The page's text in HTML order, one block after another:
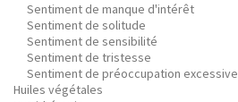
Sentiment de manque d'intérêt
Sentiment de solitude
Sentiment de sensibilité
Sentiment de tristesse
Sentiment de préoccupation excessive
Huiles végétales